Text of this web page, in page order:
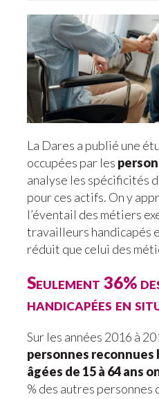
La Dares a publié une
occupées par les
analyse les spécificités
pour ces actifs. On y
l’éventail des métiers
travailleurs handicapés
réduit que celui des
Seulement 36%
handicapées en
Sur les années 2016 à
personnes reconnues
âgées de 15 à 64 ans
% des autres personnes